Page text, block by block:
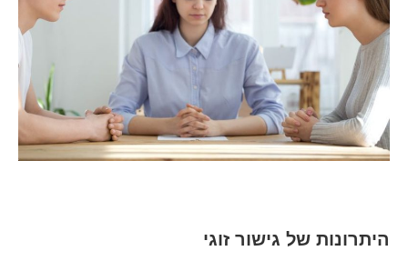
היתרונות של גישור זוגי